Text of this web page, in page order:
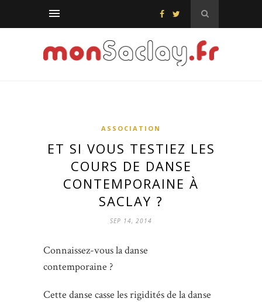
ASSOCIATION
ET SI VOUS TESTIEZ LES
COURS DE DANSE
CONTEMPORAINE À
SACLAY ?
SEP 14, 2014
Connaissez-vous la danse
contemporaine ?
Cette danse casse les rigidités de la danse